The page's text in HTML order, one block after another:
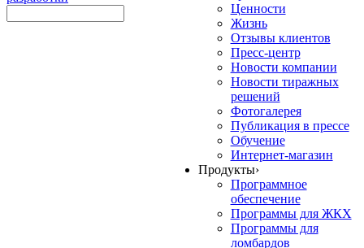
Ценности
Жизнь
Отзывы клиентов
Пресс-центр
Новости компании
Новости тиражных
решений
Фотогалерея
Публикация в прессе
Обучение
Интернет-магазин
Продукты›
Программное
обеспечение
Программы для ЖКХ
Программы для
ломбардов